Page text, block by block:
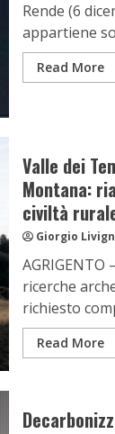
Rende (6
appartiene
Read More
Valle dei
Montana:
civiltà
Giorgio
ricerche
richiesto
Read More